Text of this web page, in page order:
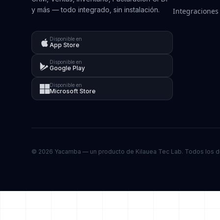
y más — todo integrado, sin instalación.
Disponible en
App Store
Disponible en
Google Play
Disponible en
Microsoft Store
Integraciones
© 2026 Yacamba — un producto de Kilauea Tec Lab. Todos los